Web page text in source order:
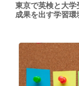
東京で英検と大
成果を出す学習環